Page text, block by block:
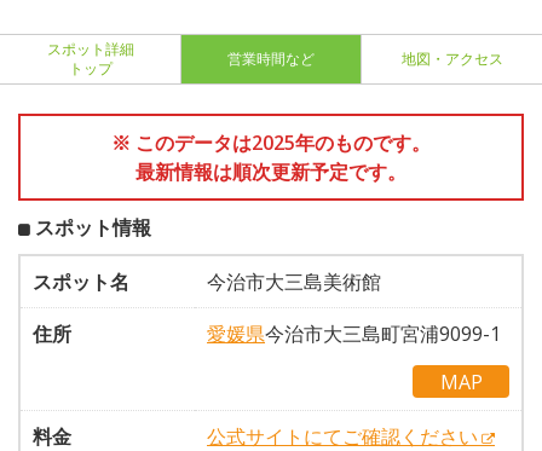
スポット詳細
トップ
営業時間など 地図・アクセス
※ このデータは2025年のものです。
最新情報は順次更新予定です。
スポット情報
スポット名
今治市大三島美術館
住所
愛媛県今治市大三島町宮浦9099-1
MAP
料金
公式サイトにてご確認ください